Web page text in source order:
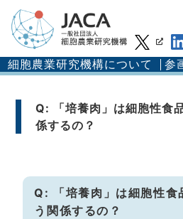
細胞農業研究機構について 参
Q: 「培養肉」は細胞性食
係するの？
Q: 「培養肉」は細胞性食
う関係するの？